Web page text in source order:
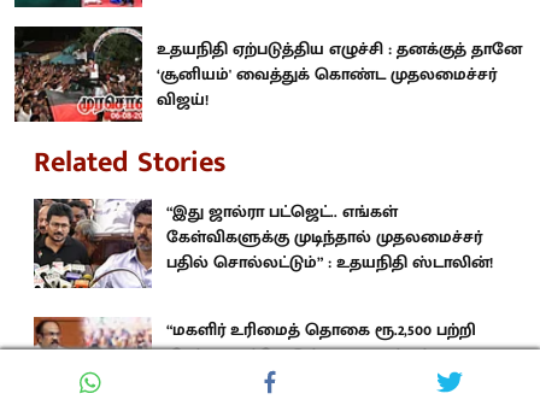
உதயநிதி ஏற்படுத்திய எழுச்சி : தனக்குத் தானே
‘சூனியம்' வைத்துக் கொண்ட முதலமைச்சர்
விஜய்!
Related Stories
“இது ஜால்ரா பட்ஜெட்.. எங்கள்
கேள்விகளுக்கு முடிந்தால் முதலமைச்சர்
பதில் சொல்லட்டும்” : உதயநிதி ஸ்டாலின்!
“மகளிர் உரிமைத் தொகை ரூ.2,500 பற்றி
‘பேச்சு - மூச்சே’ இல்லை!” : தங்கம்
தென்னரசு விமர்சனம்!